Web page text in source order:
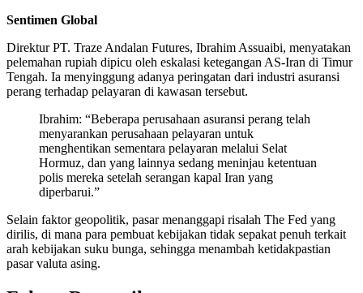
Sentimen Global
Direktur PT. Traze Andalan Futures, Ibrahim Assuaibi, menyatakan
pelemahan rupiah dipicu oleh eskalasi ketegangan AS-Iran di Timur
Tengah. Ia menyinggung adanya peringatan dari industri asuransi
perang terhadap pelayaran di kawasan tersebut.
Ibrahim: “Beberapa perusahaan asuransi perang telah
menyarankan perusahaan pelayaran untuk
menghentikan sementara pelayaran melalui Selat
Hormuz, dan yang lainnya sedang meninjau ketentuan
polis mereka setelah serangan kapal Iran yang
diperbarui.”
Selain faktor geopolitik, pasar menanggapi risalah The Fed yang
dirilis, di mana para pembuat kebijakan tidak sepakat penuh terkait
arah kebijakan suku bunga, sehingga menambah ketidakpastian
pasar valuta asing.